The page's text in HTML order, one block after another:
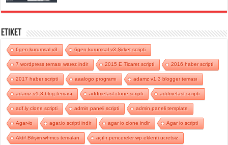
Etiket
6gen kurumsal v3 6gen kurumsal v3 Şirket scripti
7 wordpress teması warez indir 2015 E Ticaret scripti 2016 haber scripti
2017 haber scripti aaalogo programı adamz v1.3 blogger teması
adamz v1.3 blog teması addmefast clone scripti addmefast scripti
adf.ly clone scripti admin paneli scripti admin paneli template
Agar-io agar.io scripti indir agar io clone indir Agar io scripti
Aktif Bilişim whmcs temaları açılır pencereler wp eklenti ücretsiz